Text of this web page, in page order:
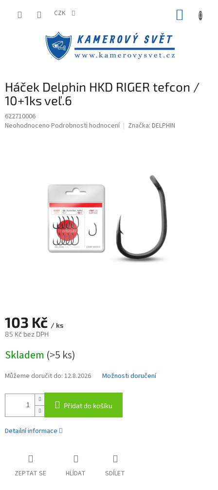
CZK
Háček Delphin HKD RIGER tefcon /
10+1ks veľ.6
622710006
Průměrné
Neohodnoceno Podrobnosti hodnocení Značka: DELPHIN
103 Kč / ks
85 Kč bez DPH
cena:
Skladem (>5 ks)
Můžeme doručit do: 12.8.2026 Možnosti doručení
Přidat do košíku
Detailní informace
ZEPTAT SE HLÍDAT SDÍLET